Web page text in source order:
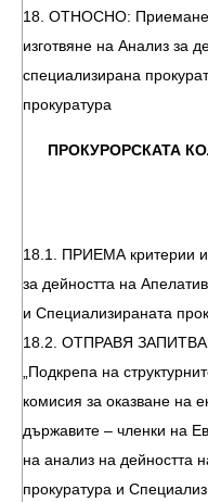
18. ОТНОСНО: Приемане
изготвяне на Анализ за
специализирана
прокуратура
ПРОКУРОРСКАТА
18.1. ПРИЕМА критерии и
за дейността на
и Специализираната
18.2. ОТПРАВЯ
„Подкрепа на
комисия за оказване на
държавите – членки на
на анализ на дейността
прокуратура и